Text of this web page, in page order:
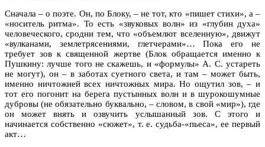
Сначала – о поэте. Он, по Блоку, – не тот, кто «пишет стихи», а –
«носитель ритма». То есть «звуковых волн» из «глубин духа»
человеческого, сродни тем, что «объемлют вселенную», движут
«вулканами, землетрясениями, глетчерами»… Пока его не
требует зов к священной жертве (Блок обращается именно к
Пушкину: лучше того не скажешь, и «формулы» А. С. устареть
не могут), он – в заботах суетного света, и там – может быть,
именно ничтожней всех ничтожных мира. Но ощутил зов, – и
тот его погонит на берега пустынных волн и в шурокошумные
дубровы (не обязательно буквально, – словом, в свой «мир»), где
он может внять и озвучить услышанный зов. С этого и
начинается собственно «сюжет», т. е. судьба-«пьеса», ее первый
акт…